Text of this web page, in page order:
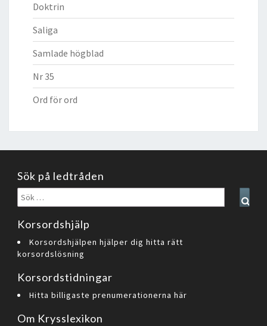
Doktrin
Saliga
Samlade högblad
Nr 35
Ord för ord
Sök på ledtråden
Sök
efter:
Korsordshjälp
Korsordshjälpen hjälper dig hitta rätt
korsordslösning
Korsordstidningar
Hitta billigaste prenumerationerna här
Om Krysslexikon